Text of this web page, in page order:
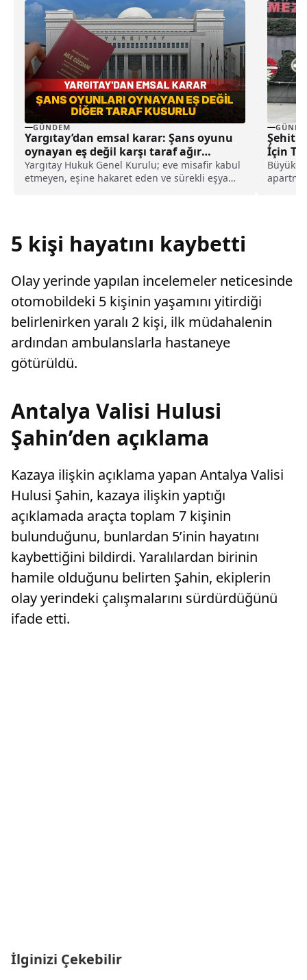
GÜNDEM
Yargıtay’dan emsal karar: Şans oyunu
oynayan eş değil karşı taraf ağır
kusurlu sayıldı
Yargıtay Hukuk Genel Kurulu; eve misafir kabul
etmeyen, eşine hakaret eden ve sürekli eşya
Şehit
İçin
5 kişi hayatını kaybetti
Olay yerinde yapılan incelemeler neticesinde
otomobildeki 5 kişinin yaşamını yitirdiği
belirlenirken yaralı 2 kişi, ilk müdahalenin
ardından ambulanslarla hastaneye
götürüldü.
Antalya Valisi Hulusi
Şahin’den açıklama
Kazaya ilişkin açıklama yapan Antalya Valisi
Hulusi Şahin, kazaya ilişkin yaptığı
açıklamada araçta toplam 7 kişinin
bulunduğunu, bunlardan 5’inin hayatını
kaybettiğini bildirdi. Yaralılardan birinin
hamile olduğunu belirten Şahin, ekiplerin
olay yerindeki çalışmalarını sürdürdüğünü
ifade etti.
İlginizi Çekebilir